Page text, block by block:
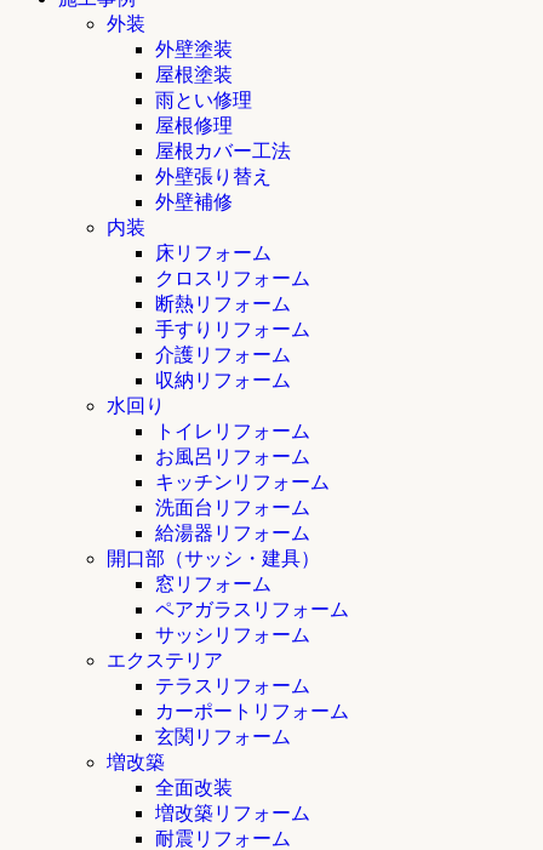
外装
外壁塗装
屋根塗装
雨とい修理
屋根修理
屋根カバー工法
外壁張り替え
外壁補修
内装
床リフォーム
クロスリフォーム
断熱リフォーム
手すりリフォーム
介護リフォーム
収納リフォーム
水回り
トイレリフォーム
お風呂リフォーム
キッチンリフォーム
洗面台リフォーム
給湯器リフォーム
開口部（サッシ・建具）
窓リフォーム
ペアガラスリフォーム
サッシリフォーム
エクステリア
テラスリフォーム
カーポートリフォーム
玄関リフォーム
増改築
全面改装
増改築リフォーム
耐震リフォーム